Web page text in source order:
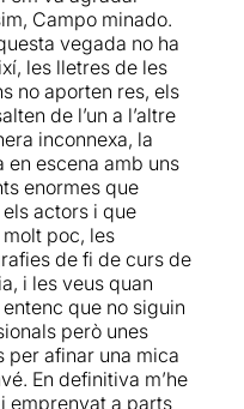
Campo minado.
vegada no ha
les lletres de les
no aporten res, els
de l’un a l’altre
inconnexa, la
en escena amb uns
enormes que
actors i que
poc, les
de fi de curs de
i les veus quan
que no siguin
però unes
per afinar una mica
En definitiva m’he
emprenyat a parts